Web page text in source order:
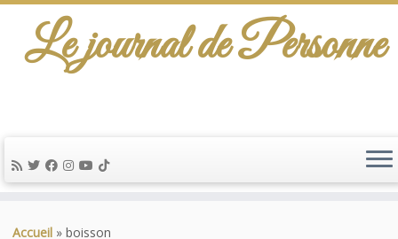
au
Le journal de Personne
Accueil » boisson